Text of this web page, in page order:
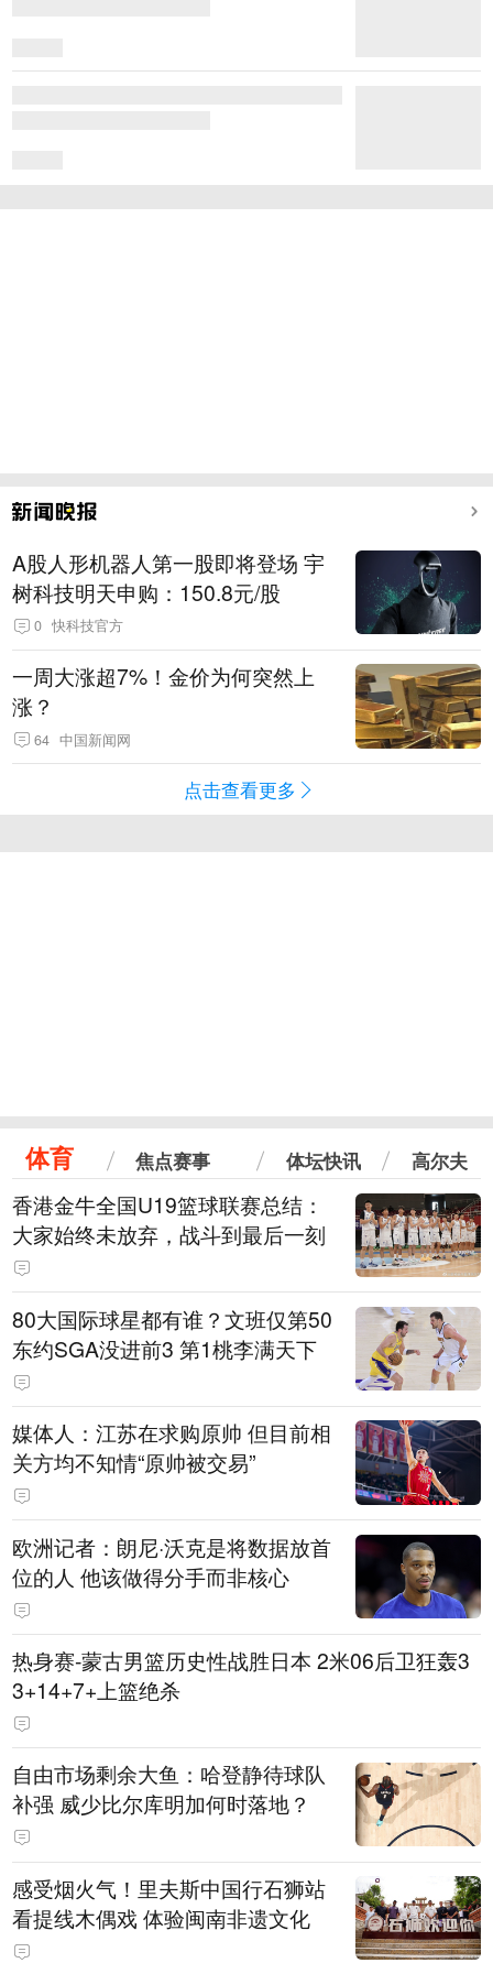
A股人形机器人第一股即将登场 宇
树科技明天申购：150.8元/股
0 快科技官方
一周大涨超7%！金价为何突然上
涨？
64 中国新闻网
点击查看更多
体育 焦点赛事 体坛快讯 高尔夫
香港金牛全国U19篮球联赛总结：
大家始终未放弃，战斗到最后一刻
80大国际球星都有谁？文班仅第50
东约SGA没进前3 第1桃李满天下
媒体人：江苏在求购原帅 但目前相
关方均不知情“原帅被交易”
欧洲记者：朗尼·沃克是将数据放首
位的人 他该做得分手而非核心
热身赛-蒙古男篮历史性战胜日本 2米06后卫狂轰3
3+14+7+上篮绝杀
自由市场剩余大鱼：哈登静待球队
补强 威少比尔库明加何时落地？
感受烟火气！里夫斯中国行石狮站
看提线木偶戏 体验闽南非遗文化